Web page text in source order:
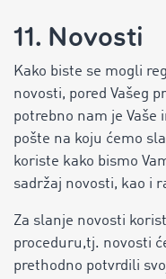
11. Novosti
Kako biste se mogli
novosti, pored Vašeg
potrebno nam je Vaše
pošte na koju ćemo
koriste kako bismo
sadržaj novosti, kao i
Za slanje novosti
proceduru,tj. novosti
prethodno potvrdili